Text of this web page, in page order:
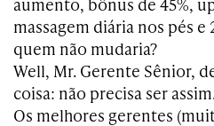
massagem diária nos pés
quem não mudaria?
Well, Mr. Gerente Sênior,
coisa: não precisa ser
Os melhores gerentes